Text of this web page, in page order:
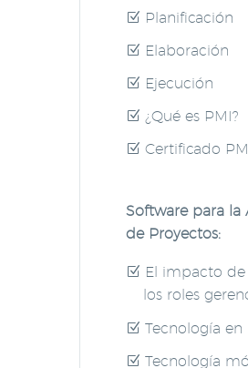
Planificación
Elaboración
Ejecución
¿Qué es PMI?
Certificado
Software para
de Proyectos:
El impacto
los roles
Tecnología en
Tecnología